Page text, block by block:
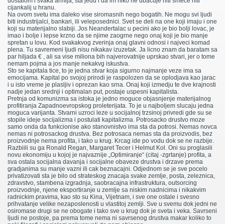
cijankalij u hranu.
Na ovom svetu ima daleko vise siromasnih nego bogatih. Ne mogu svi ljudi
biti industrijalci, bankari, ili veleposednici. Svet se deli na one koji imaju i one
koji su materijalno slabiji. Jos Neandertalac u pecini ako je bio bolji lovac, je
imao i bolje i lepse krzno da se njime zaogrne nego onaj koji je bio manje
spretan u lovu. Kod svakakvog zverinja onaj glavni odnosi i najveci komad
plena. Tu savremeni ljudi nisu nikakav izuzetak. Ja licno znam da baratam sa
par hiljada € , ali sa vise miliona bih najverovatnije uprskao stvari, jer o tome
nemam pojma a jos manje nekakvg iskustva.
Sto se kapitala tice, to je jedna stvar koja sigurno najmanje veze ima sa
emocijama. Kapital po svojoj prirodi je raspolozen da se oplodjava kao jarac
i u isto vreme je plasljiv i oprezan kao srna. Onaj koji izmedju te dve krajnosti
nadje jedan srednji i optimalan put, postaje uspesni kapitalista.
Pretnja od komunizma sa istoka je jedno moguce objasnjenje materijalnog
profitiranja Zapadnoevropskog proleterijata. To je u najboljem slucaju jedna
moguca varijanta. Stvarni uzroci leze u socijalnoj trzsinoj privredi gde su se
stopile ideje socijalizma i postulati kapitalizma. Potrosacko drustvo moze
samo onda da funkcionise ako stanovnistvo ima sta da potrosi. Nemas novca
nemas ni potrosackog drustva. Bez potrosaca nemas sta da proizvodis, bez
proizvodnje nema profita, i tako u krug. Krcag ide po vodu dok se ne razbije.
Razbiili su ga Ronald Regan, Margaret Tecer i Helmut Kol. Oni su proglasili
novu ekonomiju u kojoj je najvaznije „Optimiranje“ (citaj -zgrtanje) profita, a
sva ostala socijalna davanja i socijalne obaveze drustva i drzave prema
gradjanima su manje vazni ili cak beznacajni. Odjednom se je sve pocelo
privatizovati sta je bilo od strateskog znacaja svake zemlje, posta, zeleznica,
zdravstvo, stambena izgradnja, saobracajna infrastruktura, outsorcing
proizvodnje, njene eksportiranje u zemlje sa niskim nadnicima i nikakvim
radnickim pravima, kao sto su Kina, Vijetnam, i sve one ostale i svesno
prihvatanje velike nezaposlenosti u vlastitoj zemlji. Sve u svemu dok jedni ne
osiromase drugi se ne obogate i tako sve u krug dok je sveta i veka. Savrseni
ljudi ne postoje, pa prema tome nema ni savrsenog drustva makar koliko to